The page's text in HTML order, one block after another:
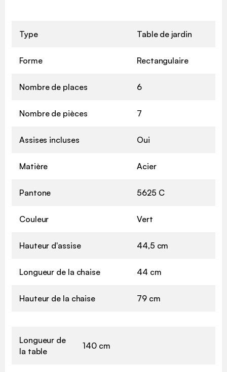
Type Table de jardin
Forme Rectangulaire
Nombre de places 6
Nombre de pièces 7
Assises incluses Oui
Matière Acier
Pantone 5625 C
Couleur Vert
Hauteur d'assise 44,5 cm
Longueur de la chaise 44 cm
Hauteur de la chaise 79 cm
Longueur de
la table
140 cm